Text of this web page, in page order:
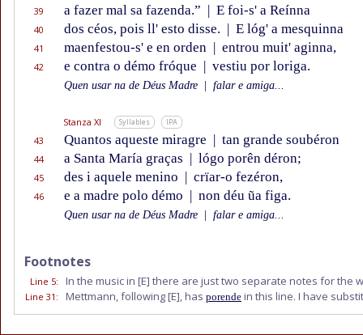
39 a fazer mal sa fazenda.” | E foi-s' a Reínna
40 dos céos, pois ll' esto disse. | E lóg' a mesquinna
41 maenfestou-s' e en orden | entrou muit' aginna,
42 e contra o démo fróque | vestiu por loriga.
Quen usar na de Déus Madre falar e amiga...
Stanza XI Syllables IPA
43 Quantos aqueste miragre | tan grande soubéron
44 a Santa María graças | lógo porên déron;
45 des i aquele menino | crïar-o fezéron,
46 e a madre polo démo | non déu ũa figa.
Quen usar na de Déus Madre falar e amiga...
Footnotes
Line 5: In the music in [E] there are just two separate notes for the
Line 31 : Mettmann, following[E], has porende in this line. I have